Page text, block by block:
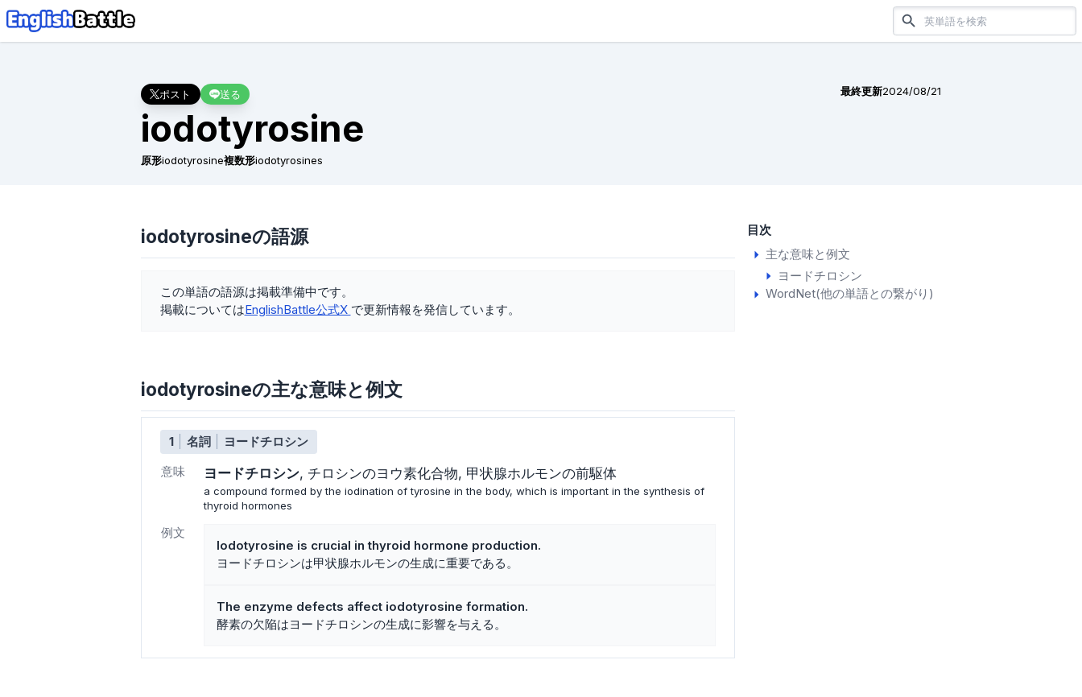
ポスト 送る 最終更新2024/08/21
iodotyrosine
原形iodotyrosine複数形iodotyrosines
目次
主な意味と例文
ヨードチロシン
WordNet(他の単語との繋がり)
iodotyrosineの語源
この単語の語源は掲載準備中です。
掲載についてはEnglishBattle公式X で更新情報を発信しています。
iodotyrosineの主な意味と例文
1 名詞
ヨードチロシン
意味
ヨードチロシン チロシンのヨウ素化合物 甲状腺ホルモンの前駆体
a compound formed by the iodination of tyrosine in the body, which is important in the synthesis of
thyroid hormones
例文
Iodotyrosine is crucial in thyroid hormone production.
ヨードチロシンは甲状腺ホルモンの生成に重要である。
The enzyme defects affect iodotyrosine formation.
酵素の欠陥はヨードチロシンの生成に影響を与える。